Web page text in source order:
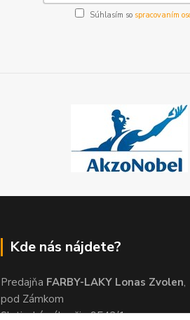
Súhlasím so spracovaním
Kde nás nájdete?
Predajňa FARBY-LAKY Lonas Zvolen,
pod Zámkom
Slatinské nábrežie 9542/1